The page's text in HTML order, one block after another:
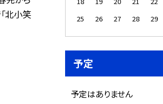
北小笑
25
26 27 28 29
予定
予定はありません